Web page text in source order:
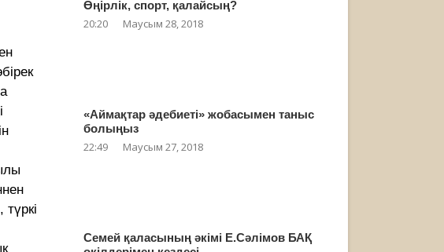
түркi
Өңірлік, спорт, қалайсың?
20:20 Маусым 28, 2018
«Аймақтар әдебиеті» жобасымен таныс
болыңыз
22:49 Маусым 27, 2018
Семей қаласының әкімі Е.Сәлімов БАҚ